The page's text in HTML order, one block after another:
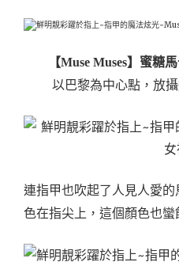
【Muse Muses】蜜糖
以巴黎為中心點，放
連指甲也吹起了人見人愛
色在指尖上，這個顏色也蠻